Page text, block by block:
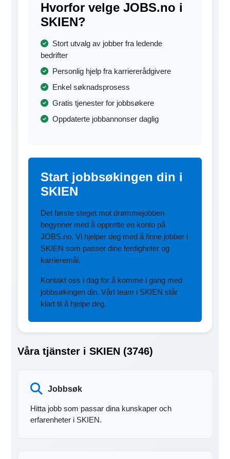
Hvorfor velge JOBS.no i
SKIEN?
Stort utvalg av jobber fra ledende
bedrifter
Personlig hjelp fra karriererådgivere
Enkel søknadsprosess
Gratis tjenester for jobbsøkere
Oppdaterte jobbannonser daglig
Start jobbsøkingen din i
SKIEN
Det første steget mot drømmejobben
begynner med å opprette en konto på
JOBS.no. Vi hjelper deg med å finne jobber i
SKIEN som passer dine ferdigheter og
karrieremål.
Kontakt oss i dag for å komme i gang med
jobbsøkingen din. Vårt team i SKIEN står
klart til å hjelpe deg.
Våra tjänster i SKIEN (3746)
Jobbsøk
Hitta jobb som passar dina kunskaper och
erfarenheter i SKIEN.